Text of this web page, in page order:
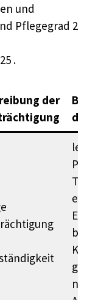
und
Pflegegrad 2
.
der
bei